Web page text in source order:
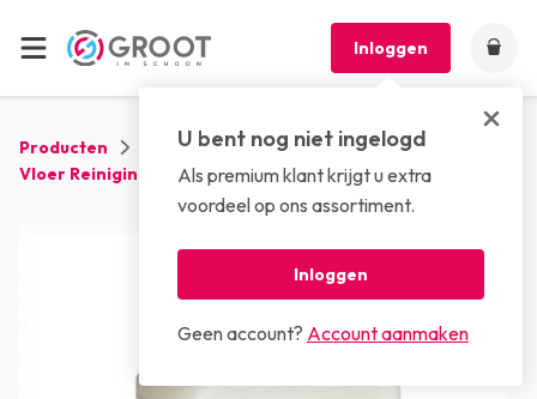
Inloggen
U bent nog niet ingelogd
Als premium klant krijgt u extra
voordeel op ons assortiment.
Inloggen
Geen account? Account aanmaken
Producten
Reinigingsmiddelen
Vloer Reinigingsmiddelen
Kiehl Dopomat-brillant 10 L